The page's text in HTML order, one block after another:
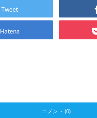
Tweet
Hatena
コメント (0)